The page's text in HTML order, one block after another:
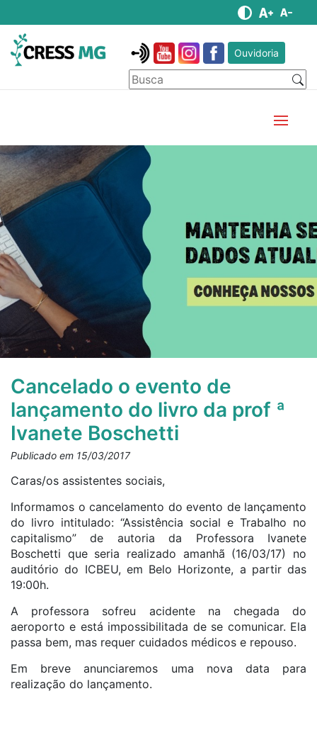
Ouvidoria
Cancelado o evento de
lançamento do livro da prof ª
Ivanete Boschetti
Publicado em 15/03/2017
Caras/os assistentes sociais,
Informamos o cancelamento do evento de lançamento
do livro intitulado: “Assistência social e Trabalho no
capitalismo” de autoria da Professora Ivanete
Boschetti que seria realizado amanhã (16/03/17) no
auditório do ICBEU, em Belo Horizonte, a partir das
19:00h.
A professora sofreu acidente na chegada do
aeroporto e está impossibilitada de se comunicar. Ela
passa bem, mas requer cuidados médicos e repouso.
Em breve anunciaremos uma nova data para
realização do lançamento.